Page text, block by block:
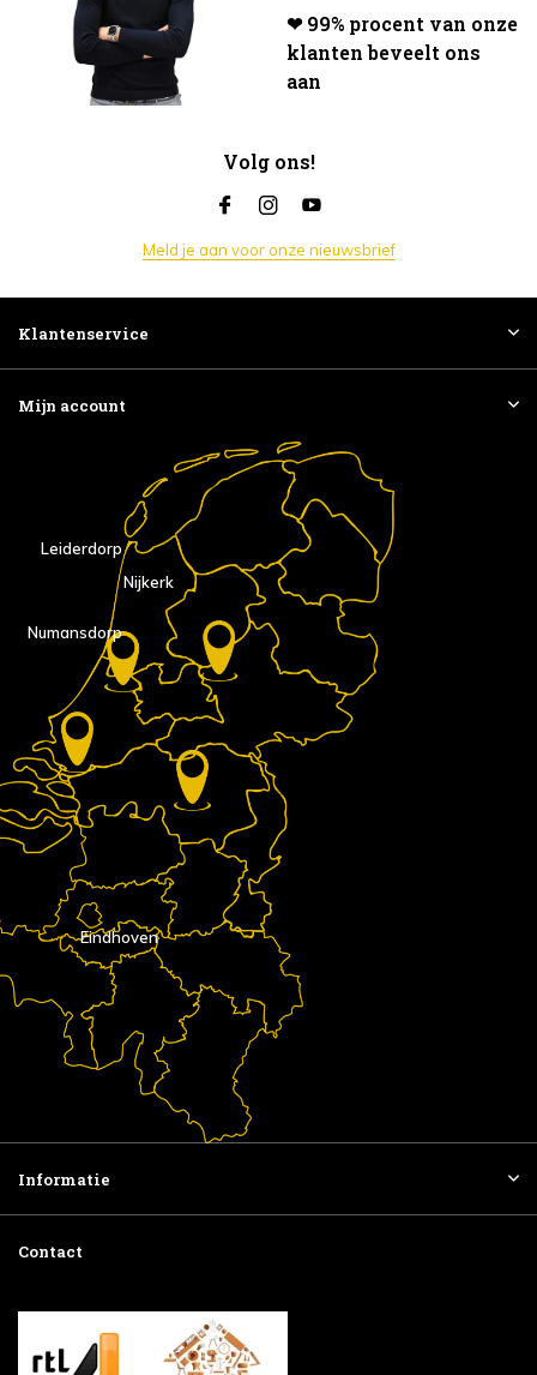
❤ 99% procent van onze
klanten beveelt ons
aan
Volg ons!
Meld je aan voor onze nieuwsbrief
Klantenservice
Mijn account
Eindhoven
Nijkerk
Numansdorp
Leiderdorp
Informatie
Contact